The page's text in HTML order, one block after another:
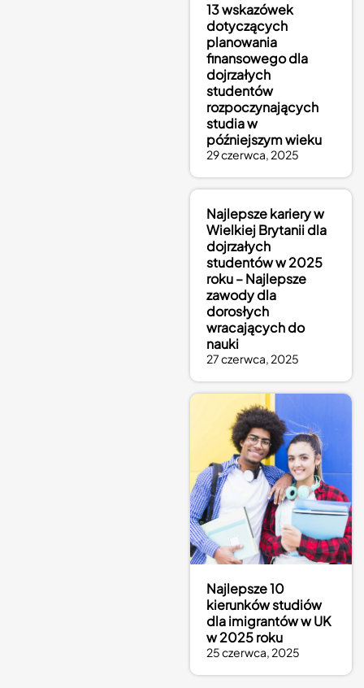
13 wskazówek
dotyczących
planowania
finansowego dla
dojrzałych
studentów
rozpoczynających
studia w
późniejszym wieku
29 czerwca, 2025
Najlepsze kariery w
Wielkiej Brytanii dla
dojrzałych
studentów w 2025
roku – Najlepsze
zawody dla
dorosłych
wracających do
nauki
27 czerwca, 2025
Najlepsze 10
kierunków studiów
dla imigrantów w UK
w 2025 roku
25 czerwca, 2025